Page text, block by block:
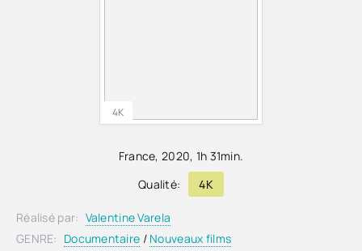
France,2020, 1h 31min.
Qualité:
4K
4K
Réalisé par: Valentine Varela
GENRE: Documentaire / Nouveaux films